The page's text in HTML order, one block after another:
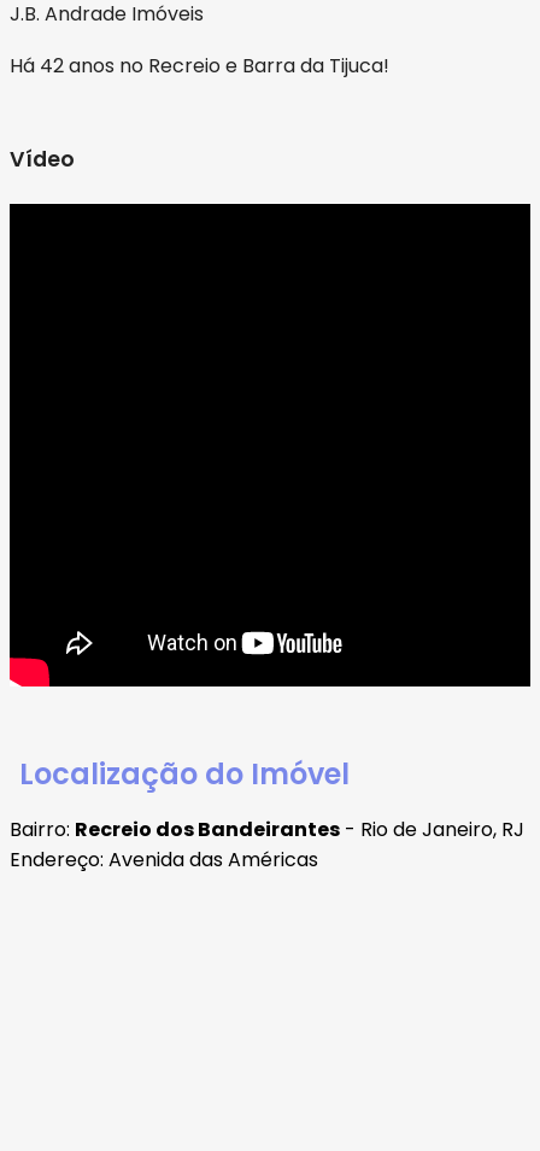
J.B. Andrade Imóveis
Há 42 anos no Recreio e Barra da Tijuca!
Vídeo
Localização do Imóvel
Bairro: Recreio dos Bandeirantes - Rio de Janeiro, RJ
Endereço: Avenida das Américas